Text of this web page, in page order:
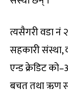
त्यसैगरी वडा नं
सहकारी संस्था,
एन्ड क्रेडिट
बचत तथा ऋण